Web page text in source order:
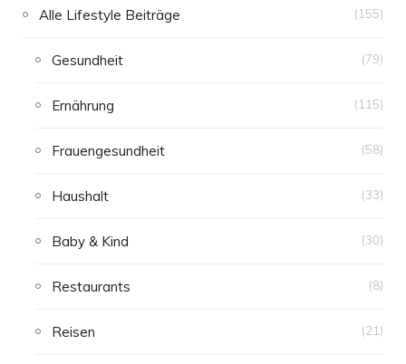
Alle Lifestyle Beiträge (155)
Gesundheit (79)
Ernährung (115)
Frauengesundheit (58)
Haushalt (33)
Baby & Kind (30)
Restaurants (8)
Reisen (21)